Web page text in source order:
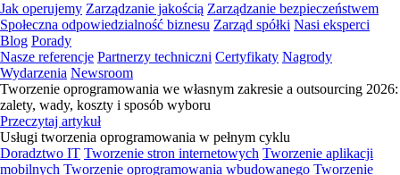
Jak operujemy Zarządzanie jakością Zarządzanie bezpieczeństwem
Społeczna odpowiedzialność biznesu Zarząd spółki Nasi eksperci
Blog Porady
Nasze referencje Partnerzy techniczni Certyfikaty Nagrody
Wydarzenia Newsroom
Tworzenie oprogramowania we własnym zakresie a outsourcing 2026:
zalety, wady, koszty i sposób wyboru
Przeczytaj artykuł
Usługi tworzenia oprogramowania w pełnym cyklu
Doradztwo IT Tworzenie stron internetowych Tworzenie aplikacji
mobilnych Tworzenie oprogramowania wbudowanego Tworzenie